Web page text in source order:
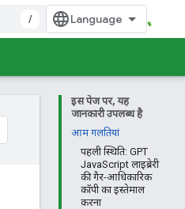
/
इस पेज पर, यह
जानकारी उपलब्ध है
आम गलतियां
पहली स्थिति: GPT
JavaScript लाइब्रेरी
की गैर-आधिकारिक
कॉपी का इस्तेमाल
करना